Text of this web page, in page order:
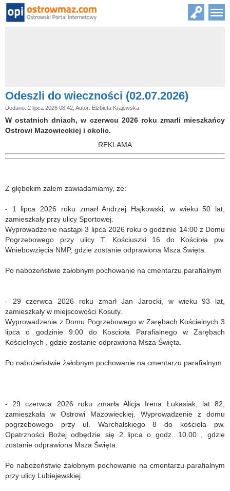
Odeszli do wieczności (02.07.2026)
Dodano: 2 lipca 2026 08:42, Autor: Elżbieta Krajewska
W ostatnich dniach, w czerwcu 2026 roku zmarli mieszkańcy
Ostrowi Mazowieckiej i okolic.
REKLAMA
Z głębokim żalem zawiadamiamy, że:
- 1 lipca 2026 roku zmarł Andrzej Hajkowski, w wieku 50 lat,
zamieszkały przy ulicy Sportowej.
Wyprowadzenie nastąpi 3 lipca 2026 roku o godzinie 14:00 z Domu
Pogrzebowego przy ulicy T. Kościuszki 16 do Kościoła pw.
Wniebowzięcia NMP, gdzie zostanie odprawiona Msza Święta.
Po nabożeństwie żałobnym pochowanie na cmentarzu parafialnym
- 29 czerwca 2026 roku zmarł Jan Jarocki, w wieku 93 lat,
zamieszkały w miejscowości Kosuty.
Wyprowadzenie z Domu Pogrzebowego w Zarębach Kościelnych 3
lipca o godzinie 9:00 do Koscioła Parafialnego w Zarębach
Kościelnych , gdzie zostanie odprawiona Msza Święta.
Po nabożeństwie żałobnym pochowanie na cmentarzu parafialnym
- 29 czerwca 2026 roku zmarła Alicja Irena Łukasiak, lat 82,
zamieszkała w Ostrowi Mazowieckiej. Wyprowadzenie z domu
pogrzebowego przy ul. Warchalskiego 8 do kościoła pw.
Opatrzności Bożej odbędzie się 2 lipca o godz. 10.00 , gdzie
zostanie odprawiona Msza Święta.
Po nabożeństwie żałobnym pochowanie na cmentarzu parafialnym
przy ulicy Lubiejewskiej.